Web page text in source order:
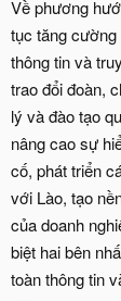
Về phương
tục tăng
thông tin và
trao đổi đoàn,
lý và đào tạo
nâng cao sự
cố, phát triển
với Lào, tạo
của doanh
biệt hai bên
toàn thông tin